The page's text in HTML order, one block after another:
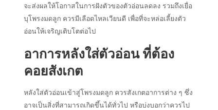
จะส่งผลให้โอกาสในการฝังตัวของตัวอ่อนลดลง รวมถึงเยื่อ
บุโพรงมดลูก ควรมีเลือดไหลเวียนดี เพื่อที่จะหล่อเลี้ยงตัว
อ่อนให้เจริญเติบโตต่อไป
อาการหลังใส่ตัวอ่อนที่ต้อง
คอยสังเกต
หลังใส่ตัวอ่อนเข้าสู่โพรงมดลูก ควรสังเกตอาการต่าง ๆ ซึ่ง
อาจเป็นสิ่งที่สามารถเกิดขึ้นได้ทั่วไป หรือบ่งบอกว่าควรไป